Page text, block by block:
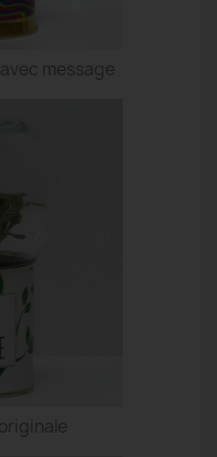
message